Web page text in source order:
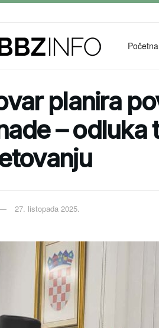
Početna
planira
– odluka
27. listopada 2025.